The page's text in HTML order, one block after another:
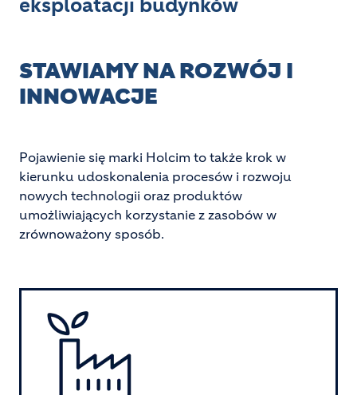
eksploatacji budynków
STAWIAMY NA ROZWÓJ I
INNOWACJE
Pojawienie się marki Holcim to także krok w
kierunku udoskonalenia procesów i rozwoju
nowych technologii oraz produktów
umożliwiających korzystanie z zasobów w
zrównoważony sposób.
Image